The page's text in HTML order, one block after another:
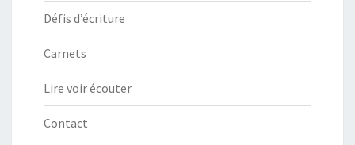
Défis d’écriture
Carnets
Lire voir écouter
Contact